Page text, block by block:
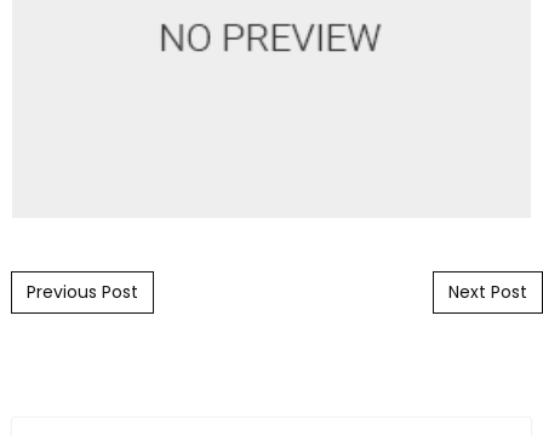
Post navigation
Previous Post Next Post